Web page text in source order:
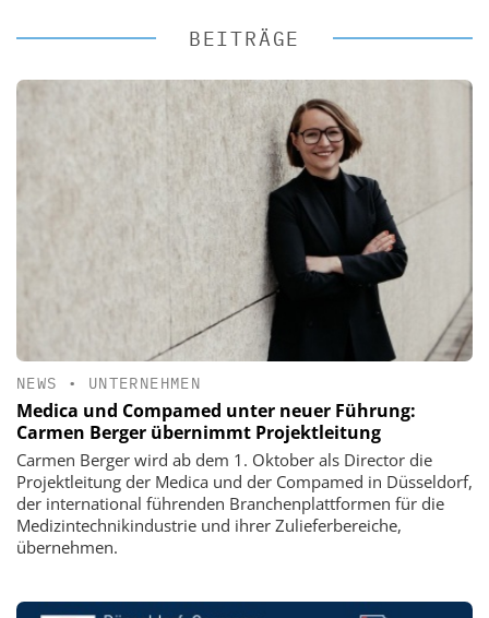
BEITRÄGE
NEWS • UNTERNEHMEN
Medica und Compamed unter neuer Führung:
Carmen Berger übernimmt Projektleitung
Carmen Berger wird ab dem 1. Oktober als Director die
Projektleitung der Medica und der Compamed in Düsseldorf,
der international führenden Branchenplattformen für die
Medizintechnikindustrie und ihrer Zulieferbereiche,
übernehmen.